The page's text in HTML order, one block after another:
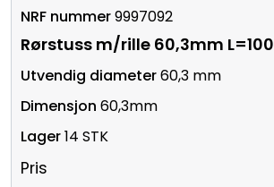
9997092
Rørstuss m/rille 60,3mm L=100
60,3 mm
60,3mm
14 STK
Pris